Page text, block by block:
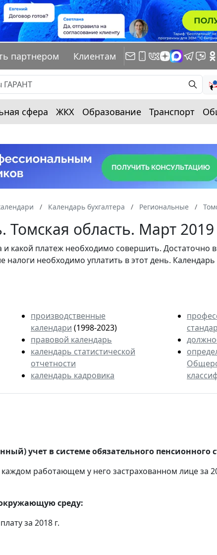
партнером Клиентам
сфера ЖКХ Образование Транспорт
Календарь бухгалтера Региональные
Томская область. Март 2019
и какой платеж необходимо совершить.
налоги необходимо уплатить в этот день.
производственные
календари (1998-2023)
правовой календарь
календарь статистической
отчетности
календарь кадровика
учет в системе обязательного пенсионного
каждом работающем у него застрахованном лице за
среду:
за 2018 г.